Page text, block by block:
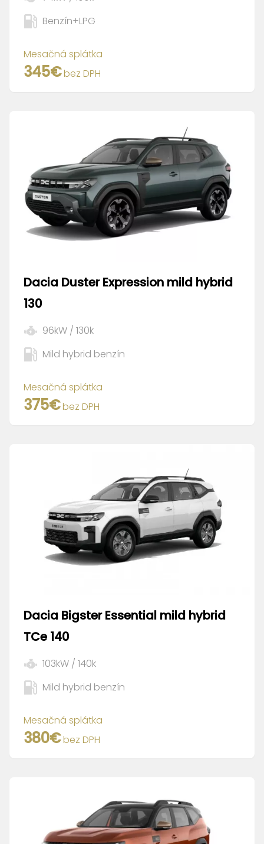
Benzín+LPG
Mesačná splátka
345€bez DPH
Dacia Duster Expression mild hybrid
130
96kW / 130k
Mild hybrid benzín
Mesačná splátka
375€bez DPH
Dacia Bigster Essential mild hybrid
TCe 140
103kW / 140k
Mild hybrid benzín
Mesačná splátka
380€bez DPH